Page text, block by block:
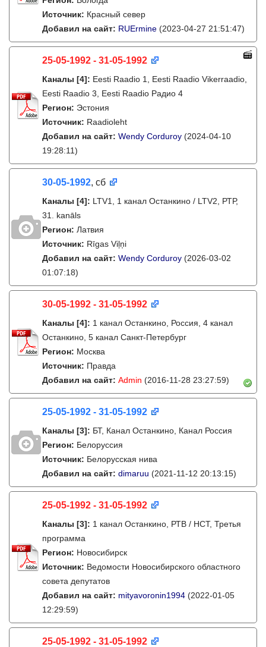
Источник: Красный север
Добавил на сайт: RUErmine (2023-04-27 21:51:47)
25-05-1992 - 31-05-1992
Каналы [4]: Eesti Raadio 1, Eesti Raadio Vikerraadio,
Eesti Raadio 3, Eesti Raadio Радио 4
Регион: Эстония
Источник: Raadioleht
Добавил на сайт: Wendy Corduroy (2024-04-10
19:28:11)
30-05-1992, сб
Каналы [4]: LTV1, 1 канал Останкино / LTV2, РТР,
31. kanāls
Регион: Латвия
Источник: Rīgas Viļņi
Добавил на сайт: Wendy Corduroy (2026-03-02
01:07:18)
30-05-1992 - 31-05-1992
Каналы [4]: 1 канал Останкино, Россия, 4 канал
Останкино, 5 канал Санкт-Петербург
Регион: Москва
Источник: Правда
Добавил на сайт: Admin (2016-11-28 23:27:59)
25-05-1992 - 31-05-1992
Каналы [3]: БТ, Канал Останкино, Канал Россия
Регион: Белоруссия
Источник: Белорусская нива
Добавил на сайт: dimaruu (2021-11-12 20:13:15)
25-05-1992 - 31-05-1992
Каналы [3]: 1 канал Останкино, РТВ / НСТ, Третья
программа
Регион: Новосибирск
Источник: Ведомости Новосибирского областного
совета депутатов
Добавил на сайт: mityavoronin1994 (2022-01-05
12:29:59)
25-05-1992 - 31-05-1992